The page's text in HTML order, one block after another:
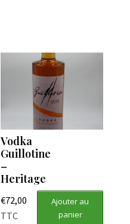
Vodka
Guillotine
–
Heritage
€72,00
TTC
Ajouter au
panier